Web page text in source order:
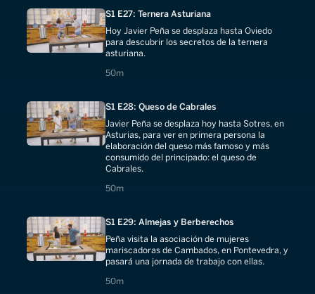
S1 E27: Ternera Asturiana
Hoy Javier Peña se desplaza hasta Oviedo
para descubrir los secretos de la ternera
asturiana.
50m
50 minutes
S1 E28: Queso de Cabrales
Javier Peña se desplaza hoy hasta Sotres, en
Asturias, para ver en primera persona la
elaboración del queso más famoso y más
consumido del principado: el queso de
Cabrales.
50m
50 minutes
S1 E29: Almejas y Berberechos
Peña visita la asociación de mujeres
mariscadoras de Cambados, en Pontevedra, y
pasará una jornada de trabajo con ellas.
50m
50 minutes